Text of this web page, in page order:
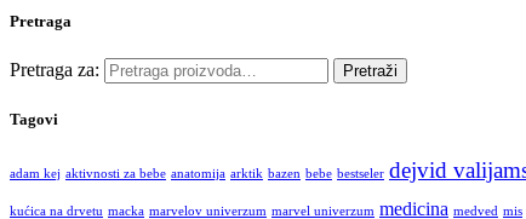
Pretraga
Pretraga za: Pretraži
Tagovi
adam kej aktivnosti za bebe anatomija arktik bazen bebe bestseler dejvid
kućica na drvetu macka marvelov univerzum marvel univerzum medicina medved mis